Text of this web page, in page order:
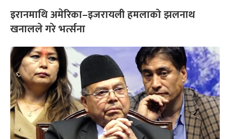
इरानमाथि अमेरिका–इजरायली हमलाको झलनाथ
खनालले गरे भर्त्सना